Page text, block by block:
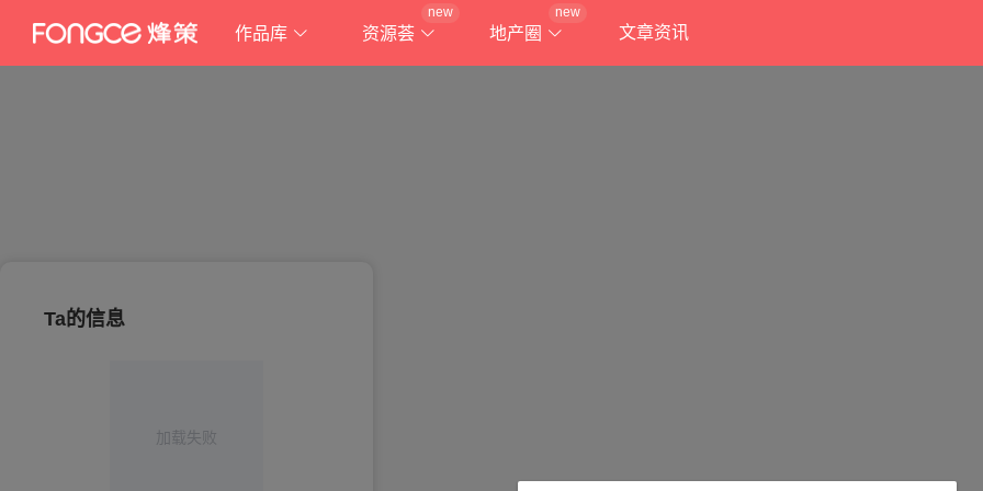
作品库 资源荟
new
地产圈
new
文章资讯
Ta的信息
加载失败